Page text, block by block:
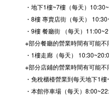
・地下1樓~7樓（每天）
・8樓 專賣店街（每天）
・9樓 餐廳街 （每天）
※部分餐廳的營業時間有可能不
・1樓走廊（每天）
※部分店鋪的營業時間有可能不
・免稅櫃檯營業到每天地下1
・本館停車場（每天）